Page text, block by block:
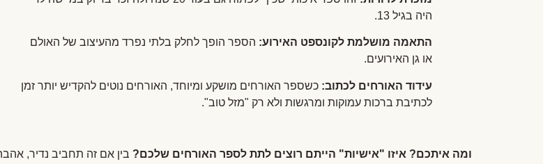
היה בגיל 13.
התאמה מושלמת לקונספט האירוע: הספר הופך לחלק בלתי נפרד מהעיצוב של האולם
או גן האירועים.
עידוד האורחים לכתוב: כשספר האורחים מושקע ומיוחד, האורחים נוטים להקדיש יותר זמן
לכתיבת ברכות עמוקות ומרגשות ולא רק "מזל טוב".
ומה איתכם? איזו "אישיות" הייתם רוצים לתת לספר האורחים שלכם? בין אם זה תחביב נדיר,